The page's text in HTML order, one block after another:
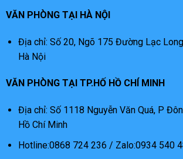
VĂN PHÒNG TẠI HÀ NỘI
Địa chỉ: Số 20, Ngõ 175 Đường Lạc Long
Hà Nội
VĂN PHÒNG TẠI TP.HỐ HỒ CHÍ MINH
Địa chỉ: Số 1118 Nguyễn Văn Quá, P
Hồ Chí Minh
Hotline:0868 724 236 / Zalo:0934 540